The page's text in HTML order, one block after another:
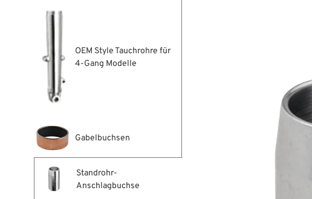
OEM Style Tauchrohre für
4-Gang Modelle
Gabelbuchsen
Standrohr-
Anschlagbuchse